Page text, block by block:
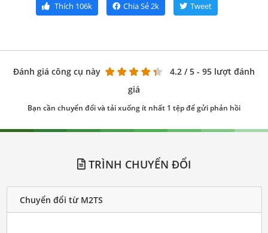
Thích 106k Chia Sẻ2k Tweet
Đánh giá công cụ này 4.2 / 5 - 95 lượt đánh
giá
Bạn cần chuyển đổi và tải xuống ít nhất 1 tệp để gửi phản hồi
TRÌNH CHUYỂN ĐỔI
Chuyển đổi từ M2TS